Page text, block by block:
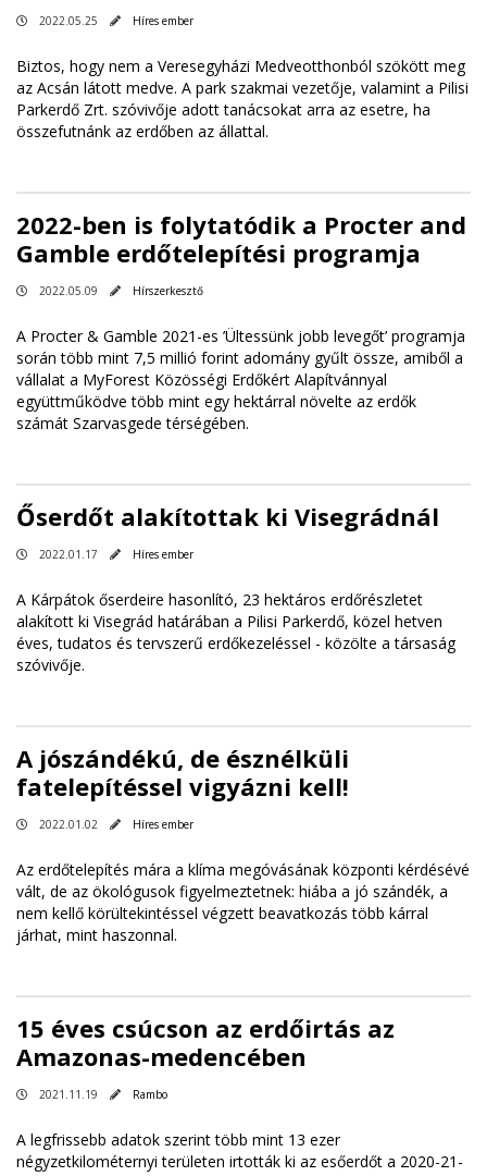
2022.05.25 Híres ember
Biztos, hogy nem a Veresegyházi Medveotthonból szökött meg
az Acsán látott medve. A park szakmai vezetője, valamint a Pilisi
Parkerdő Zrt. szóvivője adott tanácsokat arra az esetre, ha
összefutnánk az erdőben az állattal.
2022-ben is folytatódik a Procter and
Gamble erdőtelepítési programja
2022.05.09 Hírszerkesztő
A Procter & Gamble 2021-es ’Ültessünk jobb levegőt’ programja
során több mint 7,5 millió forint adomány gyűlt össze, amiből a
vállalat a MyForest Közösségi Erdőkért Alapítvánnyal
együttműködve több mint egy hektárral növelte az erdők
számát Szarvasgede térségében.
Őserdőt alakítottak ki Visegrádnál
2022.01.17 Híres ember
A Kárpátok őserdeire hasonlító, 23 hektáros erdőrészletet
alakított ki Visegrád határában a Pilisi Parkerdő, közel hetven
éves, tudatos és tervszerű erdőkezeléssel - közölte a társaság
szóvivője.
A jószándékú, de észnélküli
fatelepítéssel vigyázni kell!
2022.01.02 Híres ember
Az erdőtelepítés mára a klíma megóvásának központi kérdésévé
vált, de az ökológusok figyelmeztetnek: hiába a jó szándék, a
nem kellő körültekintéssel végzett beavatkozás több kárral
járhat, mint haszonnal.
15 éves csúcson az erdőirtás az
Amazonas-medencében
2021.11.19 Rambo
A legfrissebb adatok szerint több mint 13 ezer
négyzetkilométernyi területen irtották ki az esőerdőt a 2020-21-